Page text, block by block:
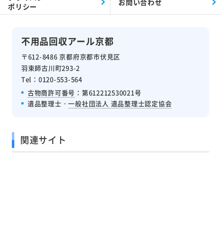
不用品回収アール京都
〒612-8486 京都府京都市伏見区
羽束師古川町293-2
Tel：0120-553-564
古物商許可番号 ：第612212530021号
遺品整理士・一般社団法人 遺品整理士認定協会
ポリシー
関連サイト